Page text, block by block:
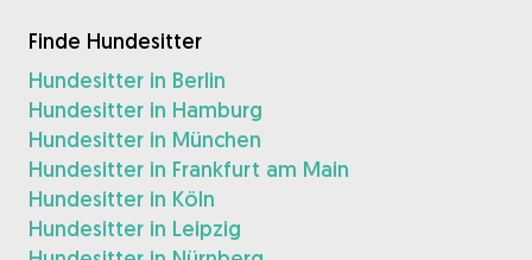
Finde Hundesitter
Hundesitter in Berlin
Hundesitter in Hamburg
Hundesitter in München
Hundesitter in Frankfurt am Main
Hundesitter in Köln
Hundesitter in Leipzig